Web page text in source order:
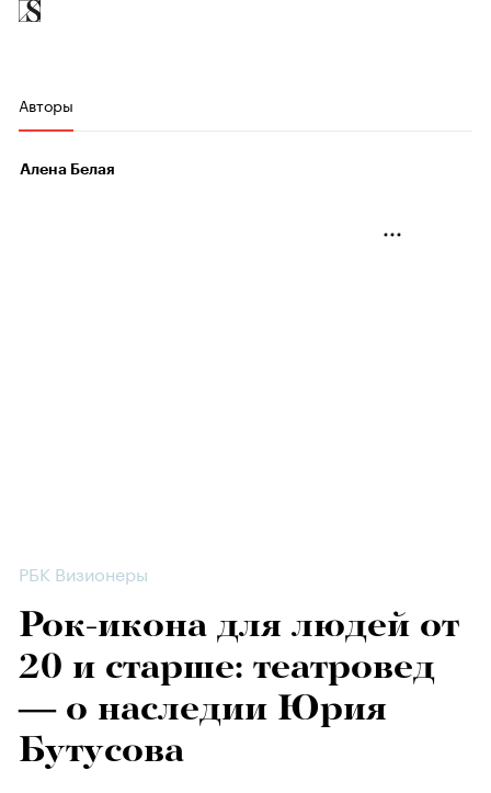
Авторы
Алена Белая
РБК Визионеры
Рок-икона для людей от
20 и старше: театровед
— о наследии Юрия
Бутусова